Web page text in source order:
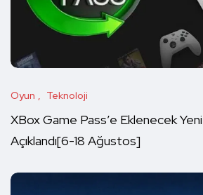
Oyun Teknoloji
XBox Game Pass’e Eklenecek
Açıklandı[6-18 Ağustos]